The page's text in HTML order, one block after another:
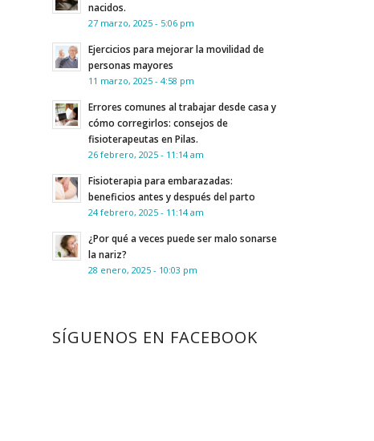
nacidos.
27 marzo, 2025 - 5:06 pm
Ejercicios para mejorar la movilidad de
personas mayores
11 marzo, 2025 - 4:58 pm
Errores comunes al trabajar desde casa y
cómo corregirlos: consejos de
fisioterapeutas en Pilas.
26 febrero, 2025 - 11:14 am
Fisioterapia para embarazadas:
beneficios antes y después del parto
24 febrero, 2025 - 11:14 am
¿Por qué a veces puede ser malo sonarse
la nariz?
28 enero, 2025 - 10:03 pm
SÍGUENOS EN FACEBOOK